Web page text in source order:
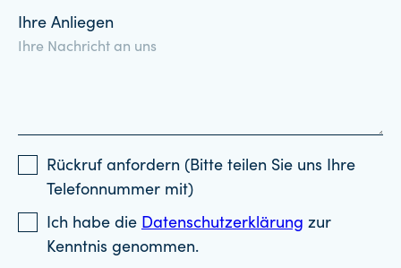
Ihre Anliegen
Rückruf anfordern (Bitte teilen Sie uns Ihre
Telefonnummer mit)
Ich habe die Datenschutzerklärung zur
Kenntnis genommen.